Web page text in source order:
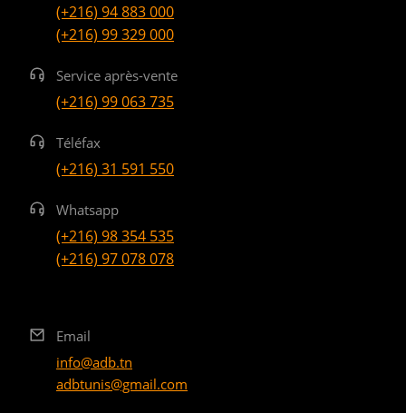
(+216) 94 883 000
(+216) 99 329 000
Service après-vente
(+216) 99 063 735
Téléfax
(+216) 31 591 550
Whatsapp
(+216) 98 354 535
(+216) 97 078 078
Email
info@adb.tn
adbtunis@gmail.com